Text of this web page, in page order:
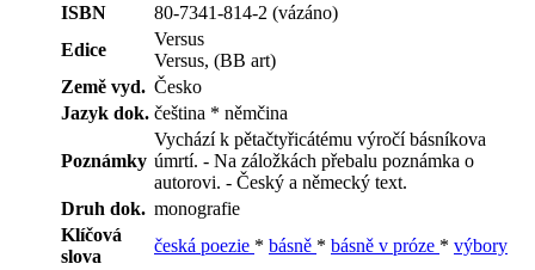
ISBN
80-7341-814-2 (vázáno)
Edice
Versus
Versus, (BB art)
Země vyd. Česko
Jazyk dok. čeština * němčina
Poznámky
Vychází k pětačtyřicátému výročí básníkova
úmrtí. - Na záložkách přebalu poznámka o
autorovi. - Český a německý text.
Druh dok. monografie
Klíčová
slova
česká poezie * básně * básně v próze * výbory